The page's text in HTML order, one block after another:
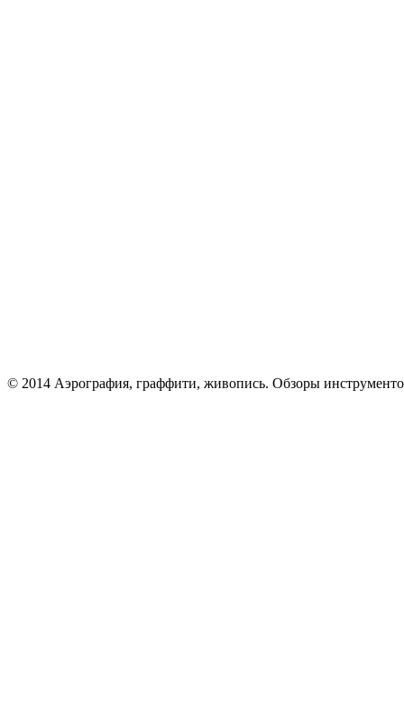
© 2014 Аэрография, граффити, живопись. Обзоры